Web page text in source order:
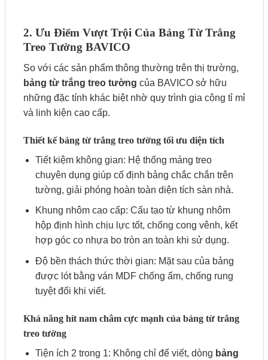
2. Ưu Điểm Vượt Trội Của Bảng Từ Trắng
Treo Tường BAVICO
So với các sản phẩm thông thường trên thị trường,
bảng từ trắng treo tường của BAVICO sở hữu
những đặc tính khác biệt nhờ quy trình gia công tỉ mỉ
và linh kiện cao cấp.
Thiết kế bảng từ trắng treo tường tối ưu diện tích
Tiết kiệm không gian: Hệ thống máng treo
chuyên dụng giúp cố định bảng chắc chắn trên
tường, giải phóng hoàn toàn diện tích sàn nhà.
Khung nhôm cao cấp: Cấu tạo từ khung nhôm
hộp định hình chịu lực tốt, chống cong vênh, kết
hợp góc co nhựa bo tròn an toàn khi sử dụng.
Độ bền thách thức thời gian: Mặt sau của bảng
được lót bằng ván MDF chống ẩm, chống rung
tuyệt đối khi viết.
Khả năng hít nam châm cực mạnh của bảng từ trắng
treo tường
Tiện ích 2 trong 1: Không chỉ để viết, dòng bảng